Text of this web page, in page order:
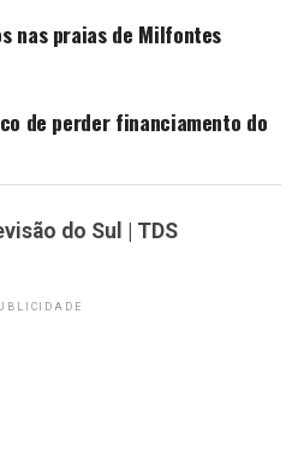
nas praias de Milfontes
de perder financiamento do
do Sul | TDS